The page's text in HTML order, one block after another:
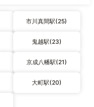
市川真間駅(25)
鬼越駅(23)
京成八幡駅(21)
大町駅(20)